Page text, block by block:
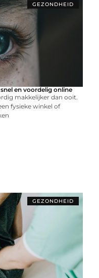
GEZONDHEID
en voordelig online
makkelijker dan ooit.
fysieke winkel of
GEZONDHEID